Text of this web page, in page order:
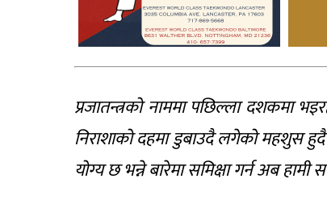
प्रजातन्त्रको नाममा पछिल्ला दशकमा
निराशाको दहमा डुबाउदै लगेको महशुस हुदै
योग्य छ भन्ने बारेमा समिक्षा गर्न अब